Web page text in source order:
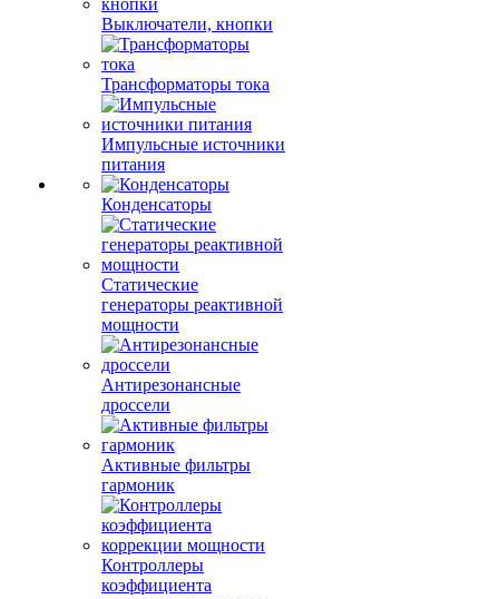
Выключатели, кнопки
Трансформаторы тока
Импульсные источники
питания
Конденсаторы
Статические
генераторы реактивной
мощности
Антирезонансные
дроссели
Активные фильтры
гармоник
Контроллеры
коэффициента